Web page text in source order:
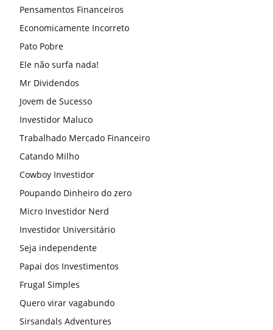
Pensamentos Financeiros
Economicamente Incorreto
Pato Pobre
Ele não surfa nada!
Mr Dividendos
Jovem de Sucesso
Investidor Maluco
Trabalhado Mercado Financeiro
Catando Milho
Cowboy Investidor
Poupando Dinheiro do zero
Micro Investidor Nerd
Investidor Universitário
Seja independente
Papai dos Investimentos
Frugal Simples
Quero virar vagabundo
Sirsandals Adventures